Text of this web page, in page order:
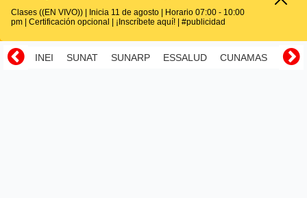
Clases ((EN VIVO)) | Inicia 11 de agosto | Horario 07:00 - 10:00
pm | Certificación opcional | ¡Inscríbete aquí! | #publicidad
INEI SUNAT SUNARP ESSALUD CUNAMAS